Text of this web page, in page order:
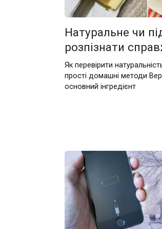
Натуральне чи
розпізнати
Як перевірити
прості домашні методи
основний інгредієнт